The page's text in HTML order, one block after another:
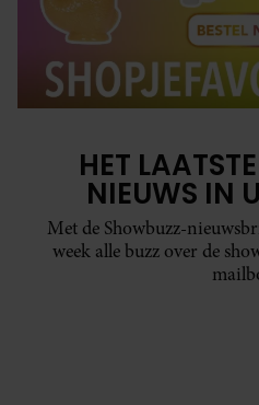
HET
NIEUWS IN
Met de Showbuzz-
week alle buzz over de